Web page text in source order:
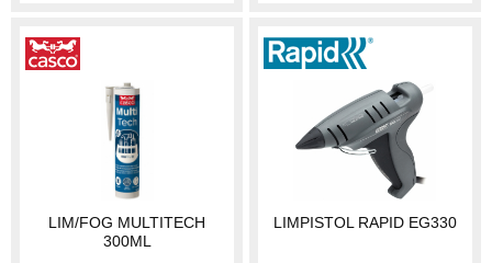
LIM/FOG MULTITECH
300ML
LIMPISTOL RAPID EG330